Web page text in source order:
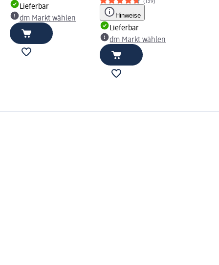
Lieferbar
dm Markt wählen
(139)
Hinweise
Lieferbar
dm Markt wählen